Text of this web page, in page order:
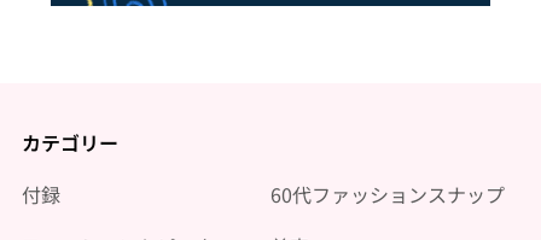
カテゴリー
付録
60代ファッションスナップ